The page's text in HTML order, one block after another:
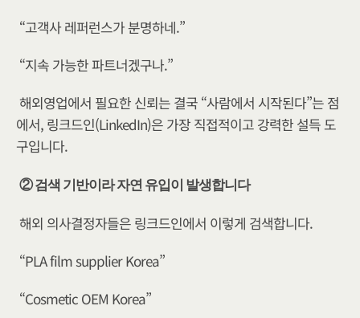
“고객사 레퍼런스가 분명하네.”
“지속 가능한 파트너겠구나.”
해외영업에서 필요한 신뢰는 결국 “사람에서 시작된다”는 점
에서, 링크드인(LinkedIn)은 가장 직접적이고 강력한 설득 도
구입니다.
② 검색 기반이라 자연 유입이 발생합니다
해외 의사결정자들은 링크드인에서 이렇게 검색합니다.
“PLA film supplier Korea”
“Cosmetic OEM Korea”